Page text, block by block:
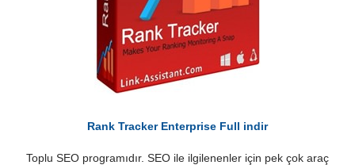
Rank Tracker Enterprise Full indir
Toplu SEO programıdır. SEO ile ilgilenenler için pek çok araç